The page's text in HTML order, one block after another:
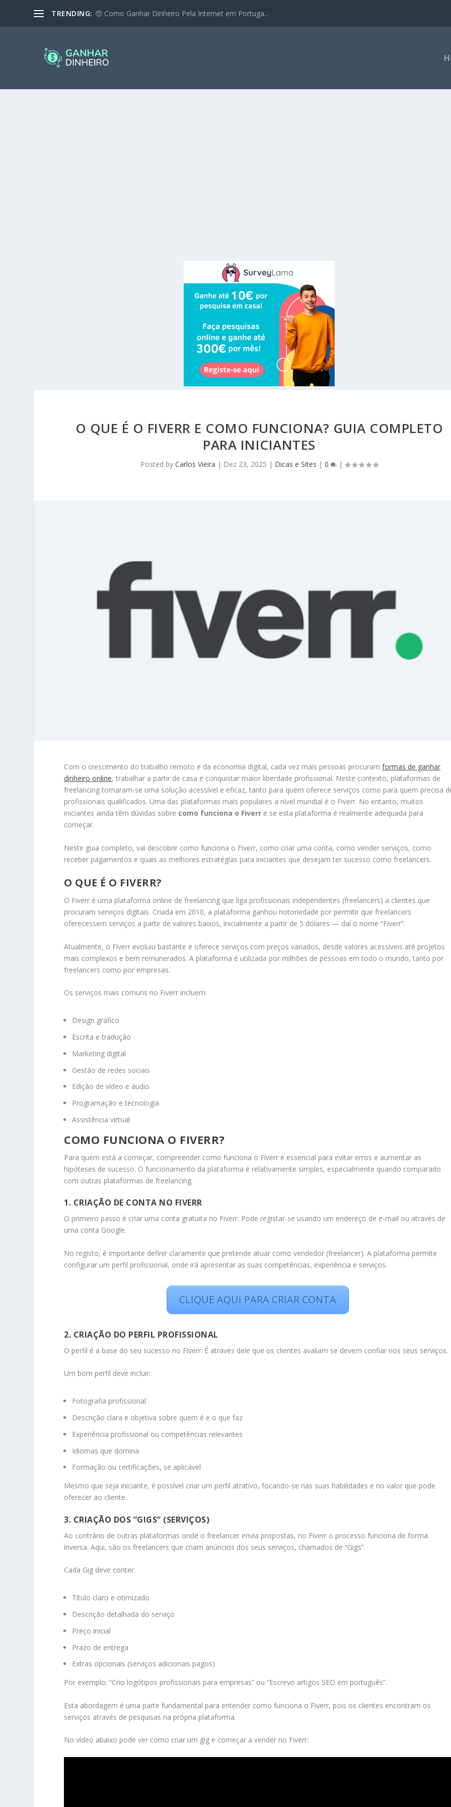
TRENDING: 🤑 Como Ganhar Dinheiro Pela Internet em Portuga...
O QUE É O FIVERR E COMO FUNCIONA? GUIA COMPLETO
PARA INICIANTES
Posted by Carlos Vieira | Dez 23, 2025 | Dicas e Sites | 0 |
Com o crescimento do trabalho remoto e da economia digital, cada vez mais pessoas procuramformas de ganhar
dinheiro online, trabalhar a partir de casa e conquistar maior liberdade profissional. Neste contexto, plataformas de
freelancing tornaram-se uma solução acessível e eficaz, tanto para quem oferece serviços como para quem precisa
profissionais qualificados. Uma das plataformas mais populares a nível mundial é o Fiverr. No entanto, muitos
iniciantes ainda têm dúvidas sobre como funciona o Fiverr e se esta plataforma é realmente adequada para
começar.
Neste guia completo, vai descobrir como funciona o Fiverr, como criar uma conta, como vender serviços, como
receber pagamentos e quais as melhores estratégias para iniciantes que desejam ter sucesso como freelancers.
O QUE É O FIVERR?
O Fiverr é uma plataforma online de freelancing que liga profissionais independentes (freelancers) a clientes que
procuram serviços digitais. Criada em 2010, a plataforma ganhou notoriedade por permitir que freelancers
oferecessem serviços a partir de valores baixos, inicialmente a partir de 5 dólares — daí o nome “Fiverr”.
Atualmente, o Fiverr evoluiu bastante e oferece serviços com preços variados, desde valores acessíveis até projetos
mais complexos e bem remunerados. A plataforma é utilizada por milhões de pessoas em todo o mundo, tanto por
freelancers como por empresas.
Os serviços mais comuns no Fiverr incluem:
Design gráfico
Escrita e tradução
Marketing digital
Gestão de redes sociais
Edição de vídeo e áudio
Programação e tecnologia
Assistência virtual
COMO FUNCIONA O FIVERR?
Para quem está a começar, compreender como funciona o Fiverr é essencial para evitar erros e aumentar as
hipóteses de sucesso. O funcionamento da plataforma é relativamente simples, especialmente quando comparado
com outras plataformas de freelancing.
1. CRIAÇÃO DE CONTA NO FIVERR
O primeiro passo é criar uma conta gratuita no Fiverr. Pode registar-se usando um endereço de e-mail ou através de
uma conta Google.
No registo, é importante definir claramente que pretende atuar como vendedor (freelancer). A plataforma permite
configurar um perfil profissional, onde irá apresentar as suas competências, experiência e serviços.
CLIQUE AQUI PARA CRIAR CONTA
2. CRIAÇÃO DO PERFIL PROFISSIONAL
O perfil é a base do seu sucesso no Fiverr. É através dele que os clientes avaliam se devem confiar nos seus serviços.
Um bom perfil deve incluir:
Fotografia profissional
Descrição clara e objetiva sobre quem é e o que faz
Experiência profissional ou competências relevantes
Idiomas que domina
Formação ou certificações, se aplicável
Mesmo que seja iniciante, é possível criar um perfil atrativo, focando-se nas suas habilidades e no valor que pode
oferecer ao cliente.
3. CRIAÇÃO DOS “GIGS” (SERVIÇOS)
Ao contrário de outras plataformas onde o freelancer envia propostas, no Fiverr o processo funciona de forma
inversa. Aqui, são os freelancers que criam anúncios dos seus serviços, chamados de “Gigs”.
Cada Gig deve conter:
Título claro e otimizado
Descrição detalhada do serviço
Preço inicial
Prazo de entrega
Extras opcionais (serviços adicionais pagos)
Por exemplo: “Crio logótipos profissionais para empresas” ou “Escrevo artigos SEO em português”.
Esta abordagem é uma parte fundamental para entender como funciona o Fiverr, pois os clientes encontram os
serviços através de pesquisas na própria plataforma.
No vídeo abaixo pode ver como criar um gig e começar a vender no Fiverr: